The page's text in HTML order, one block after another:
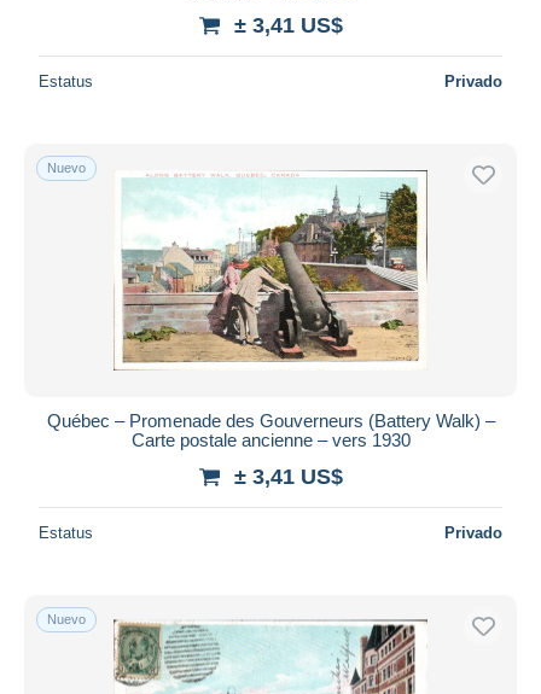
± 3,41 US$
Estatus Privado
Nuevo
Québec – Promenade des Gouverneurs (Battery Walk) –
Carte postale ancienne – vers 1930
± 3,41 US$
Estatus Privado
Nuevo